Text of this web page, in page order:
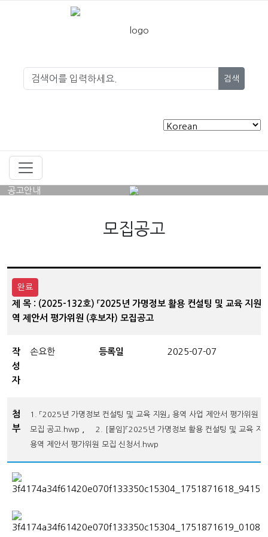
검색
공고안내
모집공고
완료
제 목 : (2025-132호) 「2025년 가명정보 활용 컨설팅 및 교육 지원」
역 제안서 평가위원 (후보자) 모집공고
작
성
자
손요한 등록일 2025-07-07
첨
부
1. 「2025년 가명정보 컨설팅 및 교육 지원」 용역 사업 제안서 평가위원
모집 공고.hwp
2. [붙임]「2025년 가명정보 활용 컨설팅 및 교육 지원
용역 제안서 평가위원 모집 신청서.hwp